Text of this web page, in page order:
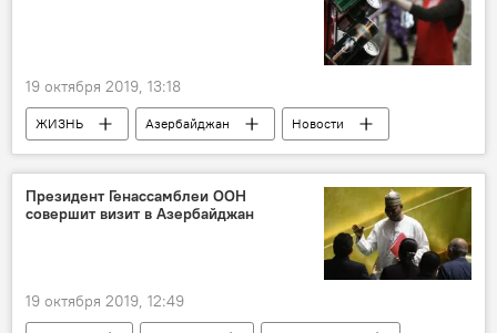
19 октября 2019, 13:18
ЖИЗНЬ Азербайджан Новости
Президент Генассамблеи ООН
совершит визит в Азербайджан
19 октября 2019, 12:49